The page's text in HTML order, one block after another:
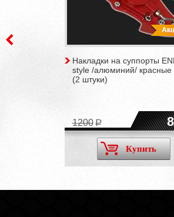
Накладки на суппорты
style /алюминий/
(2 штуки)
1200
Купить